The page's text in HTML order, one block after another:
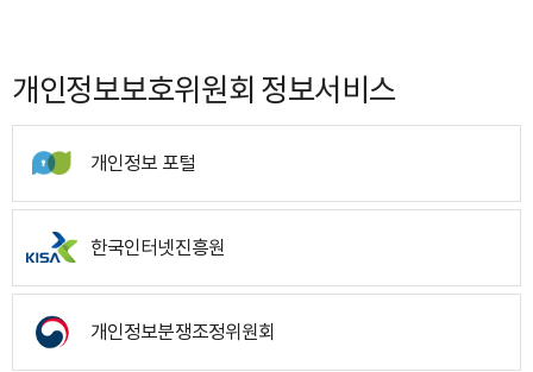
개인정보보호위원회 정보서비스
개인정보 포털
한국인터넷진흥원
개인정보분쟁조정위원회